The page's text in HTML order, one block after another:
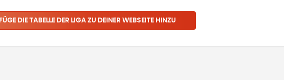
FÜGE DIE TABELLE DER LIGA ZU DEINER WEBSEITE HINZU